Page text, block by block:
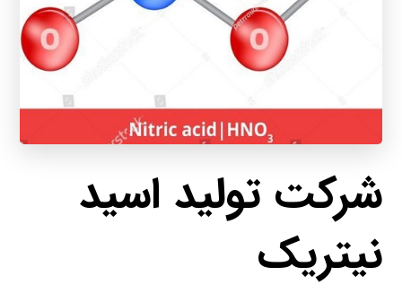
شرکت تولید اسید
نیتریک